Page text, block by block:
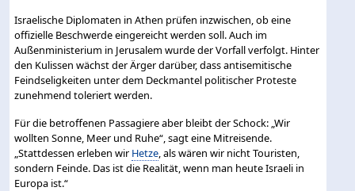
Israelische Diplomaten in Athen prüfen inzwischen, ob eine
offizielle Beschwerde eingereicht werden soll. Auch im
Außenministerium in Jerusalem wurde der Vorfall verfolgt. Hinter
den Kulissen wächst der Ärger darüber, dass antisemitische
Feindseligkeiten unter dem Deckmantel politischer Proteste
zunehmend toleriert werden.
Für die betroffenen Passagiere aber bleibt der Schock: „Wir
wollten Sonne, Meer und Ruhe“, sagt eine Mitreisende.
„Stattdessen erleben wir Hetze, als wären wir nicht Touristen,
sondern Feinde. Das ist die Realität, wenn man heute Israeli in
Europa ist.“